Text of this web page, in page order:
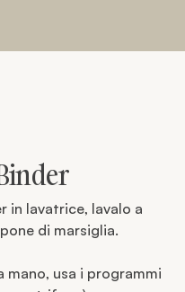
in lavatrice, lavalo a
di marsiglia.
mano, usa i programmi